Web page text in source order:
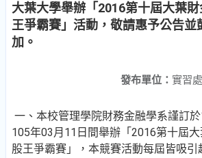
大葉大學舉辦「2016第十屆大葉
王爭霸賽」活動，敬請惠予公告並
加。
發布單位： 實習處
一、本校管理學院財務金融學系謹訂
105年03月11日間舉辦「2016第十屆
股王爭霸賽」，本競賽活動每屆皆吸